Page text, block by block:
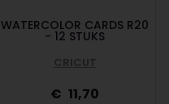
WATERCOLOR CARDS R20
- 12 STUKS
CRICUT
11,70